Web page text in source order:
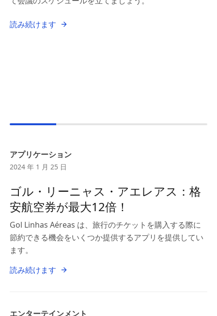
読み続けます
アプリケーション
2024 年 1 月 25 日
ゴル・リーニャス・アエレアス：格
安航空券が最大12倍！
Gol Linhas Aéreas は、旅行のチケットを購入する際に
節約できる機会をいくつか提供するアプリを提供してい
ます。
読み続けます
エンターテインメント